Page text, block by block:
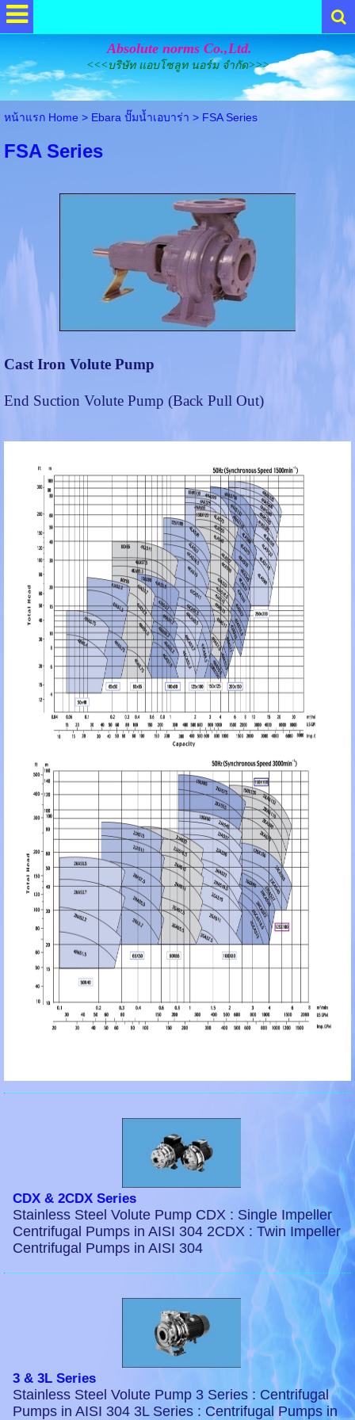
Absolute norms Co.,Ltd.
<<<บริษัท แอบโซลูท นอร์ม จำกัด>>>
หน้าแรก Home > Ebara ปั๊มน้ำเอบาร่า > FSA Series
FSA Series
Cast Iron Volute Pump
End Suction Volute Pump (Back Pull Out)
CDX & 2CDX Series
Stainless Steel Volute Pump CDX : Single Impeller
Centrifugal Pumps in AISI 304 2CDX : Twin Impeller
Centrifugal Pumps in AISI 304
3 & 3L Series
Stainless Steel Volute Pump 3 Series : Centrifugal
Pumps in AISI 304 3L Series : Centrifugal Pumps in